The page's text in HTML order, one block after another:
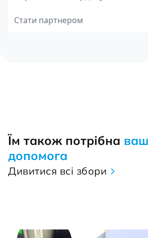
Стати партнером
Їм також потрібна
допомога
Дивитися всі збори